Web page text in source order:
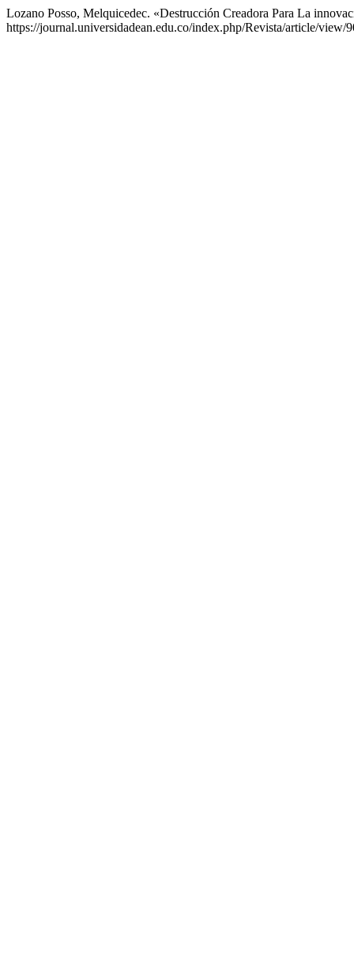
Lozano Posso, Melquicedec. «Destrucción Creadora Para La
https://journal.universidadean.edu.co/index.php/Revista/article/view/